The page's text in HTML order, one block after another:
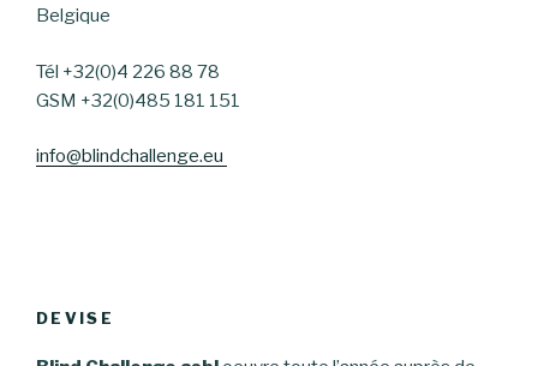
Belgique
Tél +32(0)4 226 88 78
GSM +32(0)485 181 151
info@blindchallenge.eu
DEVISE